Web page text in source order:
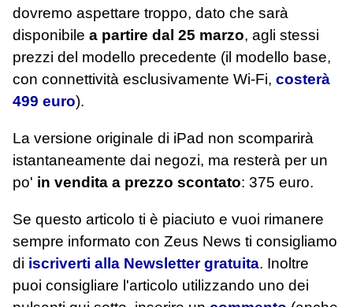
dovremo aspettare troppo, dato che sarà
disponibile a partire dal 25 marzo, agli stessi
prezzi del modello precedente (il modello base,
con connettività esclusivamente Wi-Fi, costerà
499 euro).
La versione originale di iPad non scomparirà
istantaneamente dai negozi, ma resterà per un
po' in vendita a prezzo scontato: 375 euro.
Se questo articolo ti è piaciuto e vuoi rimanere
sempre informato con Zeus News ti consigliamo
di iscriverti alla Newsletter gratuita. Inoltre
puoi consigliare l'articolo utilizzando uno dei